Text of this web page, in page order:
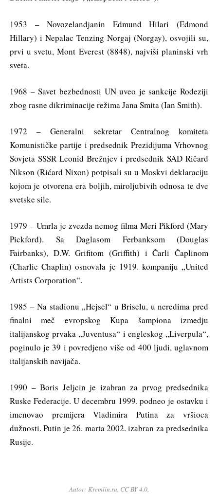
1953 – Novozelandjanin Edmund Hilari (Edmond
Hillary) i Nepalac Tenzing Norgaj (Norgay), osvojili su,
prvi u svetu, Mont Everest (8848), najviši planinski vrh
sveta.
1968 – Savet bezbednosti UN uveo je sankcije Rodeziji
zbog rasne dikriminacije režima Jana Smita (Ian Smith).
1972 – Generalni sekretar Centralnog komiteta
Komunističke partije i predsednik Prezidijuma Vrhovnog
Sovjeta SSSR Leonid Brežnjev i predsednik SAD Ričard
Nikson (Rićard Nixon) potpisali su u Moskvi deklaraciju
kojom je otvorena era boljih, miroljubivih odnosa te dve
svetske sile.
1979 – Umrla je zvezda nemog filma Meri Pikford (Mary
Pickford). Sa Daglasom Ferbanksom (Douglas
Fairbanks), D.W. Grifitom (Griffith) i Čarli Čaplinom
(Charlie Chaplin) osnovala je 1919. kompaniju „United
Artists Corporation“.
1985 – Na stadionu „Hejsel“ u Briselu, u neredima pred
finalni meč evropskog Kupa šampiona izmedju
italijanskog prvaka „Juventusa“ i engleskog „Liverpula“,
poginulo je 39 i povredjeno više od 400 ljudi, uglavnom
italijanskih navijača.
1990 – Boris Jeljcin je izabran za prvog predsednika
Ruske Federacije. U decembru 1999. podneo je ostavku i
imenovao premijera Vladimira Putina za vršioca
dužnosti. Putin je 26. marta 2002. izabran za predsednika
Rusije.
Autor: Kremlin.ru, CC BY 4.0,